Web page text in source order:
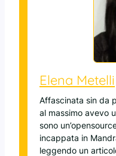
Elena Metelli
Affascinata sin da
al massimo avevo
sono
incappata in
leggendo un